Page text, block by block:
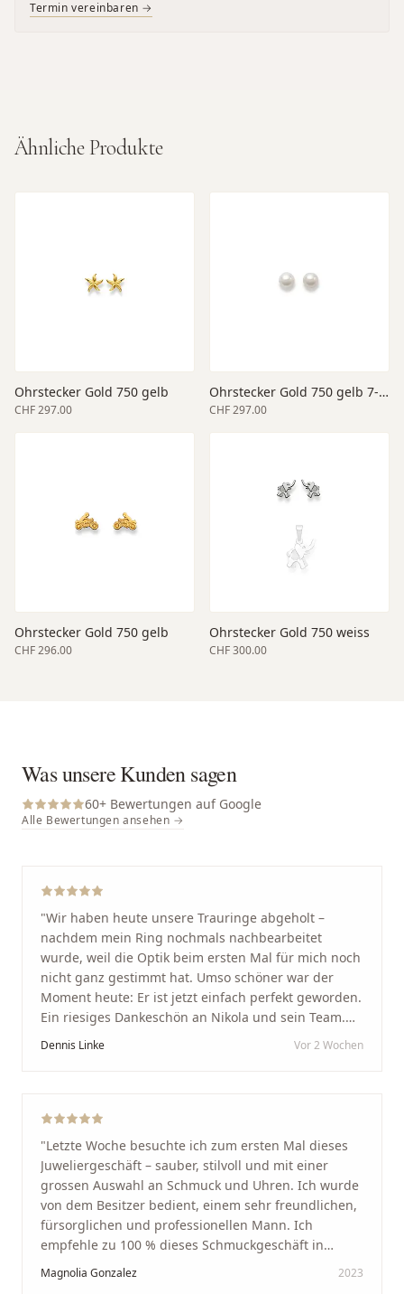
Termin vereinbaren →
Ähnliche Produkte
Ohrstecker Gold 750 gelb
CHF 297.00
Ohrstecker Gold 750 gelb 7-7.5
CHF 297.00
Ohrstecker Gold 750 gelb
CHF 296.00
Ohrstecker Gold 750 weiss
CHF 300.00
Was unsere Kunden sagen
60+ Bewertungen auf Google
Alle Bewertungen ansehen →
"Wir haben heute unsere Trauringe abgeholt –
nachdem mein Ring nochmals nachbearbeitet
wurde, weil die Optik beim ersten Mal für mich noch
nicht ganz gestimmt hat. Umso schöner war der
Moment heute: Er ist jetzt einfach perfekt geworden.
Ein riesiges Dankeschön an Nikola und sein Team.
Vom ersten Termin an wurden wir jedes Mal
Arbeit und seine Kunden wirklich am Herzen liegen.
Service und echte Herzlichkeit schätzt, ist hier genau
richtig."
Dennis Linke Vor 2 Wochen
"Letzte Woche besuchte ich zum ersten Mal dieses
Juweliergeschäft – sauber, stilvoll und mit einer
grossen Auswahl an Schmuck und Uhren. Ich wurde
von dem Besitzer bedient, einem sehr freundlichen,
fürsorglichen und professionellen Mann. Ich
empfehle zu 100 % dieses Schmuckgeschäft in
Schaffhausen. Ich selbst war sehr zufrieden und
glücklich mit der Behandlung. Ich danke Ihnen – ich
Magnolia Gonzalez 2023